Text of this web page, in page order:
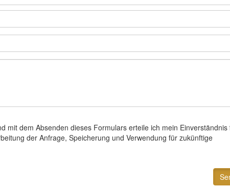
mit dem Absenden dieses Formulars erteile ich mein Einverständnis
der Anfrage, Speicherung und Verwendung für zukünftige